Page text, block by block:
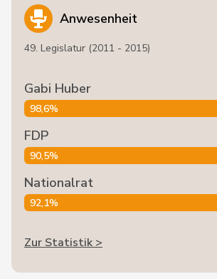
Anwesenheit
49. Legislatur (2011 - 2015)
Gabi Huber
98,6%
FDP
90,5%
Nationalrat
92,1%
Zur Statistik >